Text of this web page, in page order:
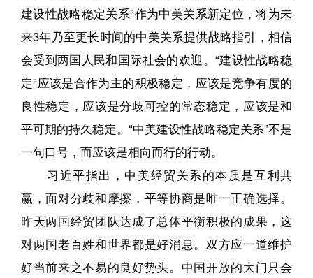
建设性战略稳定关系”作为中美关系新定位，将为未
来3年乃至更长时间的中美关系提供战略指引，相信
会受到两国人民和国际社会的欢迎。“建设性战略稳
定”应该是合作为主的积极稳定，应该是竞争有度的
良性稳定，应该是分歧可控的常态稳定，应该是和
平可期的持久稳定。“中美建设性战略稳定关系”不是
一句口号，而应该是相向而行的行动。
习近平指出，中美经贸关系的本质是互利共
赢，面对分歧和摩擦，平等协商是唯一正确选择。
昨天两国经贸团队达成了总体平衡积极的成果，这
对两国老百姓和世界都是好消息。双方应一道维护
好当前来之不易的良好势头。中国开放的大门只会